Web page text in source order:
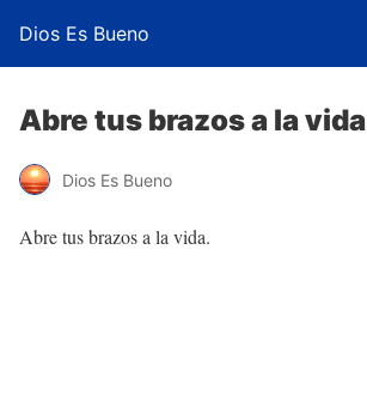
Dios Es Bueno
Abre tus brazos a la vida
Dios Es Bueno
Abre tus brazos a la vida.